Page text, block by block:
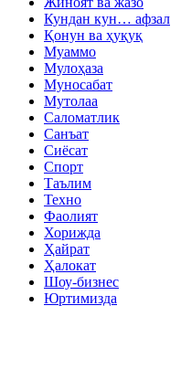
Кундан кун… афзал
Қонун ва ҳуқуқ
Муаммо
Мулоҳаза
Муносабат
Мутолаа
Саломатлик
Санъат
Сиёсат
Спорт
Таълим
Техно
Фаолият
Хорижда
Ҳайрат
Ҳалокат
Шоу-бизнес
Юртимизда